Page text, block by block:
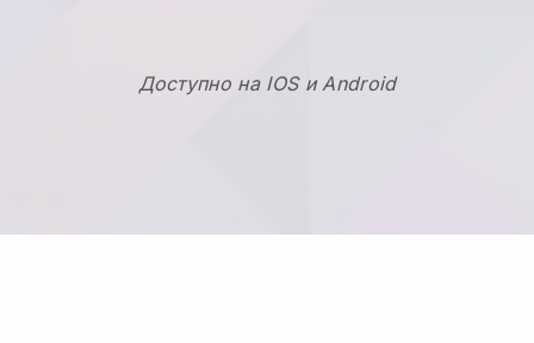
Доступно на IOS и Android